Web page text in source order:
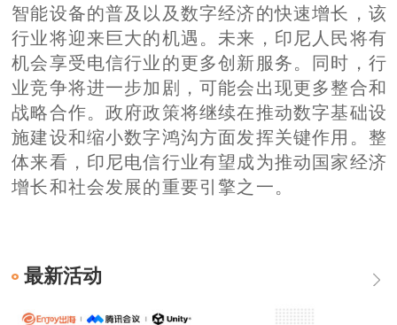
智能设备的普及以及数字经济的快速增长，该
行业将迎来巨大的机遇。未来，印尼人民将有
机会享受电信行业的更多创新服务。同时，行
业竞争将进一步加剧，可能会出现更多整合和
战略合作。政府政策将继续在推动数字基础设
施建设和缩小数字鸿沟方面发挥关键作用。整
体来看，印尼电信行业有望成为推动国家经济
增长和社会发展的重要引擎之一。
最新活动